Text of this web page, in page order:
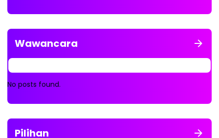
Wawancara
No posts found.
Pilihan